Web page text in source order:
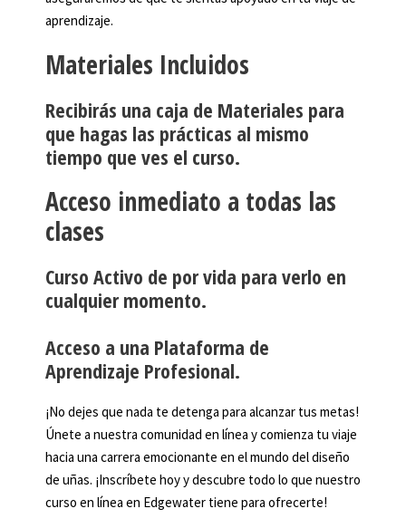
aprendizaje.
Materiales Incluidos
Recibirás una caja de Materiales para
que hagas las prácticas al mismo
tiempo que ves el curso.
Acceso inmediato a todas las
clases
Curso Activo de por vida para verlo en
cualquier momento.
Acceso a una Plataforma de
Aprendizaje Profesional.
¡No dejes que nada te detenga para alcanzar tus metas!
Únete a nuestra comunidad en línea y comienza tu viaje
hacia una carrera emocionante en el mundo del diseño
de uñas. ¡Inscríbete hoy y descubre todo lo que nuestro
curso en línea en Edgewater tiene para ofrecerte!